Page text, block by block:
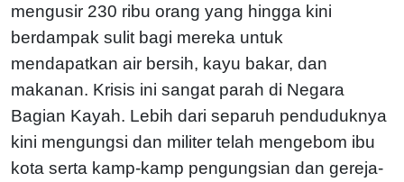
mengusir 230 ribu orang yang hingga kini
berdampak sulit bagi mereka untuk
mendapatkan air bersih, kayu bakar, dan
makanan. Krisis ini sangat parah di Negara
Bagian Kayah. Lebih dari separuh penduduknya
kini mengungsi dan militer telah mengebom ibu
kota serta kamp-kamp pengungsian dan gereja-